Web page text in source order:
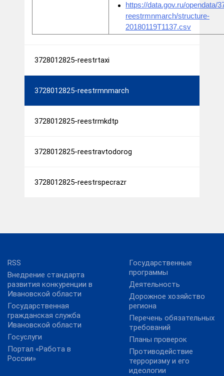
https://data.gov.ru/opendata/
reestrmnmarch/structure-
20180119T1137.csv
3728012825-reestrtaxi
3728012825-reestrmnmarch
3728012825-reestrmkdtp
3728012825-reestravtodorog
3728012825-reestrspecrazr
RSS
Внедрение стандарта
развития конкуренции в
Ивановской области
Государственная
гражданская служба
Ивановской области
Госуслуги
Портал «Работа в
России»
Государственные
программы
Деятельность
Дорожное хозяйство
региона
Перечень обязательных
требований
Планы проверок
Противодействие
терроризму и его
идеологии